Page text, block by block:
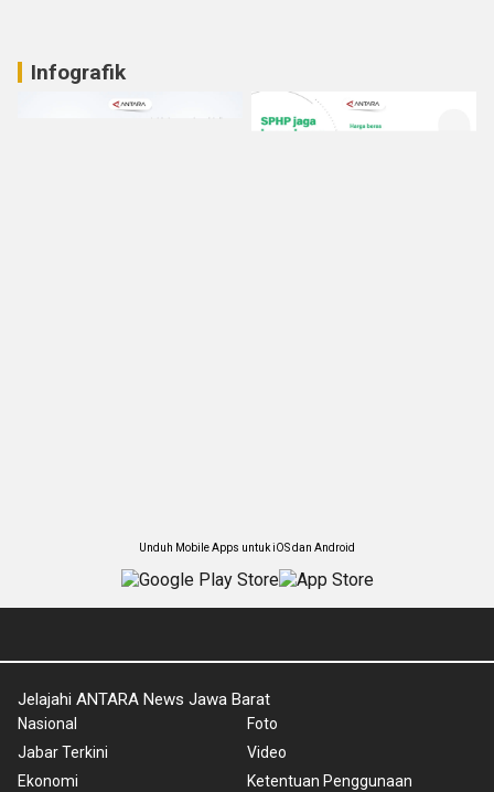
Infografik
Unduh Mobile Apps untuk iOS dan Android
Jelajahi ANTARA News Jawa Barat
Nasional
Jabar Terkini
Ekonomi
Foto
Video
Ketentuan Penggunaan